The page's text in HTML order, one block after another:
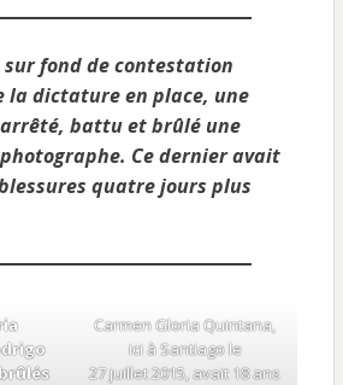
sur fond de contestation
la dictature en place, une
battu et brûlé une
Ce dernier avait
quatre jours plus
Carmen Gloria Quintana,
ici à Santiago le
27 juillet 2015, avait 18 ans